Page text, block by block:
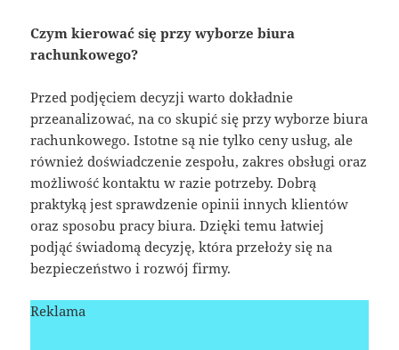
Czym kierować się przy wyborze biura
rachunkowego?
Przed podjęciem decyzji warto dokładnie
przeanalizować, na co skupić się przy wyborze biura
rachunkowego. Istotne są nie tylko ceny usług, ale
również doświadczenie zespołu, zakres obsługi oraz
możliwość kontaktu w razie potrzeby. Dobrą
praktyką jest sprawdzenie opinii innych klientów
oraz sposobu pracy biura. Dzięki temu łatwiej
podjąć świadomą decyzję, która przełoży się na
bezpieczeństwo i rozwój firmy.
Reklama